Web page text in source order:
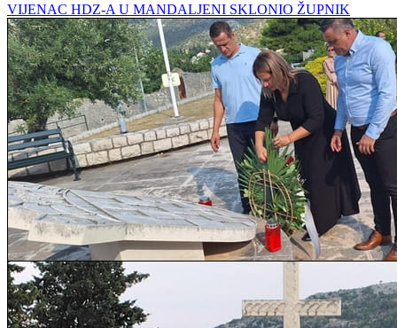
VIJENAC HDZ-A U MANDALJENI SKLONIO ŽUPNIK